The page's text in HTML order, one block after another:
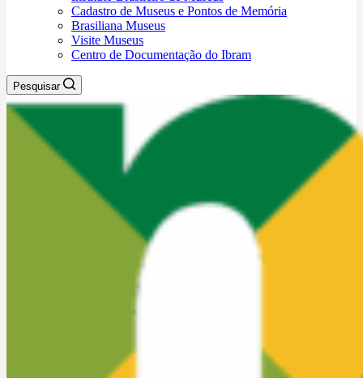
Cadastro de Museus e Pontos de Memória
Brasiliana Museus
Visite Museus
Centro de Documentação do Ibram
Pesquisar